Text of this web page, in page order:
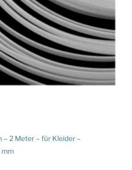
2 Meter – für Kleider –
mm